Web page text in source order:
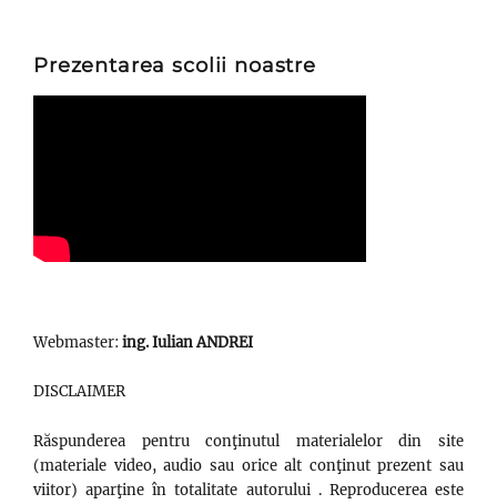
Prezentarea scolii noastre
Webmaster: ing. Iulian ANDREI
DISCLAIMER
Răspunderea pentru conţinutul materialelor din site
(materiale video, audio sau orice alt conţinut prezent sau
viitor) aparţine în totalitate autorului . Reproducerea este